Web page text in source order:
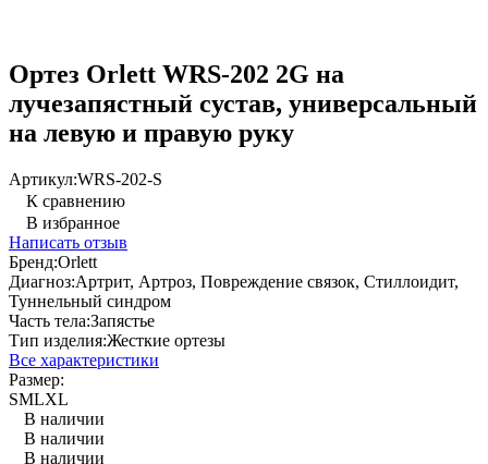
Ортез Orlett WRS-202 2G на
лучезапястный сустав, универсальный
на левую и правую руку
Артикул:WRS-202-S
К сравнению
В избранное
Написать отзыв
Бренд:Orlett
Диагноз:Артрит, Артроз, Повреждение связок, Стиллоидит,
Туннельный синдром
Часть тела:Запястье
Тип изделия:Жесткие ортезы
Все характеристики
Размер:
SMLXL
В наличии
В наличии
В наличии